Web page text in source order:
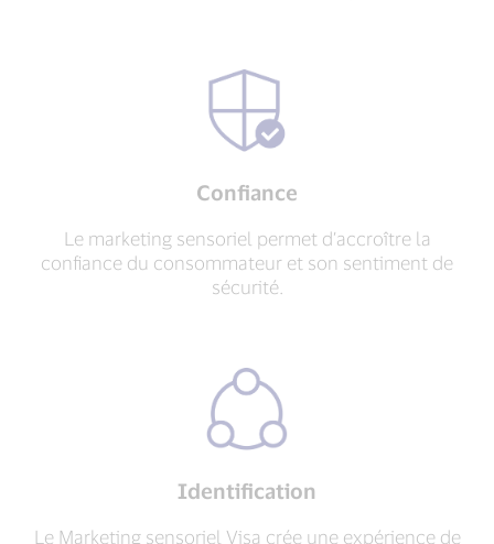
Confiance
Le marketing sensoriel permet d’accroître la
confiance du consommateur et son sentiment de
sécurité.
Identification
Le Marketing sensoriel Visa crée une expérience de